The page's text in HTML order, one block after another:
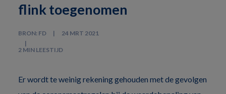
flink toegenomen
BRON: FD 24 MRT 2021
2 MIN LEESTIJD
Er wordt te weinig rekening gehouden met de gevolgen